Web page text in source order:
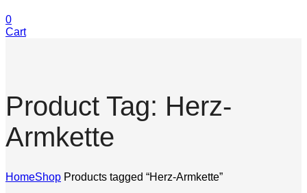
0
Cart
Product Tag: Herz-
Armkette
HomeShop Products tagged “Herz-Armkette”